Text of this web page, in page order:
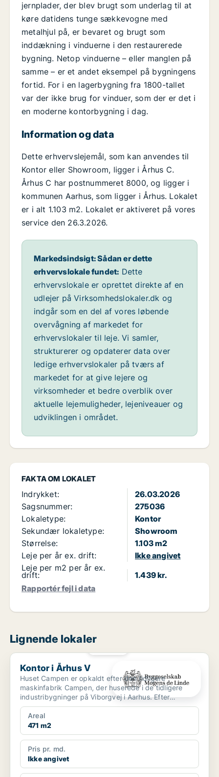
FAKTA OM LOKALET
Indrykket:
26.03.2026
Sagsnummer:
275036
Lokaletype:
Kontor
Sekundær lokaletype:
Showroom
Størrelse:
1.103 m2
Leje per år ex. drift:
Ikke angivet
Leje per m2 per år ex.
drift:
1.439 kr.
Rapportér fejl i data
jernplader, der blev brugt som underlag til at
køre datidens tunge sækkevogne med
metalhjul på, er bevaret og brugt som
inddækning i vinduerne i den restaurerede
bygning. Netop vinduerne – eller manglen på
samme – er et andet eksempel på bygningens
fortid. For i en lagerbygning fra 1800-tallet
var der ikke brug for vinduer, som der er det i
en moderne kontorbygning i dag.
Information og data
Dette erhvervslejemål, som kan anvendes til
Kontor eller Showroom, ligger i Århus C.
Århus C har postnummeret 8000, og ligger i
kommunen Aarhus, som ligger i Århus. Lokalet
er i alt 1.103 m2. Lokalet er aktiveret på vores
service den 26.3.2026.
Markedsindsigt: Sådan er dette
erhvervslokale fundet: Dette
erhvervslokale er oprettet direkte af en
udlejer på Virksomhedslokaler.dk og
indgår som en del af vores løbende
overvågning af markedet for
erhvervslokaler til leje. Vi samler,
strukturerer og opdaterer data over
ledige erhvervslokaler på tværs af
markedet for at give lejere og
virksomheder et bedre overblik over
aktuelle lejemuligheder, lejeniveauer og
udviklingen i området.
Lignende lokaler
Kontor i Århus V
Kontor i Århus V
Huset Campen er opkaldt efter den tidligere
maskinfabrik Campen, der huserede i de tidligere
industribygninger på Viborgvej i Aarhus. Efter
omfattende istand...
Areal
471 m2
Pris pr. md.
Ikke angivet